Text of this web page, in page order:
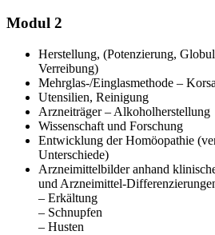
Modul 2
Herstellung, (Potenzierung,
Verreibung)
Mehrglas-/Einglasmethode –
Utensilien, Reinigung
Arzneiträger – Alkoholherstellung
Wissenschaft und Forschung
Entwicklung der Homöopathie
Unterschiede)
Arzneimittelbilder anhand
und Arzneimittel-
– Erkältung
– Schnupfen
– Husten